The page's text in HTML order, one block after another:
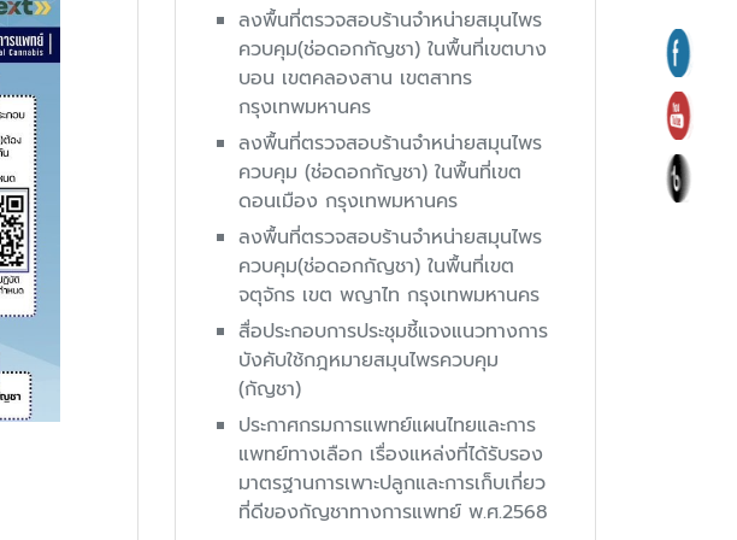
ลงพื้นที่ตรวจสอบร้านจำหน่ายสมุนไพร
ควบคุม(ช่อดอกกัญชา) ในพื้นที่เขตบาง
บอน เขตคลองสาน เขตสาทร
กรุงเทพมหานคร
ลงพื้นที่ตรวจสอบร้านจำหน่ายสมุนไพร
ควบคุม (ช่อดอกกัญชา) ในพื้นที่เขต
ดอนเมือง กรุงเทพมหานคร
ลงพื้นที่ตรวจสอบร้านจำหน่ายสมุนไพร
ควบคุม(ช่อดอกกัญชา) ในพื้นที่เขต
จตุจักร เขต พญาไท กรุงเทพมหานคร
สื่อประกอบการประชุมชี้แจงแนวทางการ
บังคับใช้กฎหมายสมุนไพรควบคุม
(กัญชา)
ประกาศกรมการแพทย์แผนไทยและการ
แพทย์ทางเลือก เรื่องแหล่งที่ได้รับรอง
มาตรฐานการเพาะปลูกและการเก็บเกี่ยว
ที่ดีของกัญชาทางการแพทย์ พ.ศ.2568